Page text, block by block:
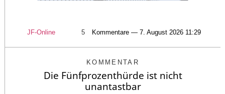
JF-Online 5 Kommentare — 7. August 2026 11:29
KOMMENTAR
Die Fünfprozenthürde ist nicht
unantastbar